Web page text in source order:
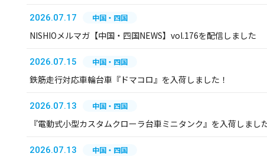
2026.07.17 中国・四国
NISHIOメルマガ【中国・四国NEWS】vol.176を配信しました
2026.07.15 中国・四国
鉄筋走行対応車輪台車『ドマコロ』を入荷しました！
2026.07.13 中国・四国
『電動式小型カスタムクローラ台車ミニタンク』を入荷しまし
2026.07.13 中国・四国